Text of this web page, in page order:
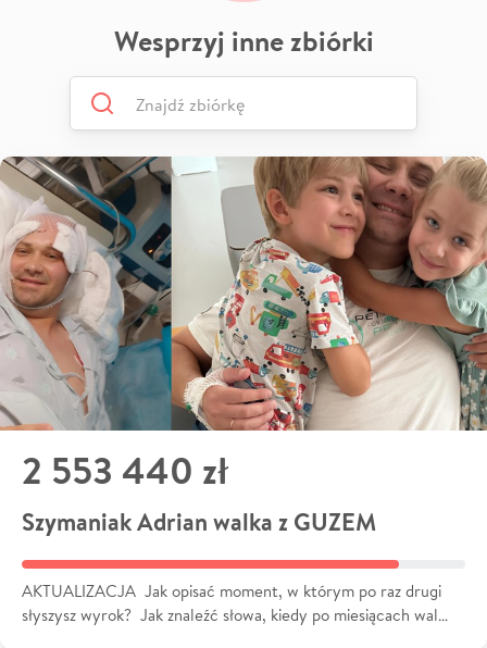
Wesprzyj inne zbiórki
2 553 440 zł
Szymaniak Adrian walka z GUZEM
AKTUALIZACJA Jak opisać moment, w którym po raz drugi
słyszysz wyrok? Jak znaleźć słowa, kiedy po miesiącach wal…